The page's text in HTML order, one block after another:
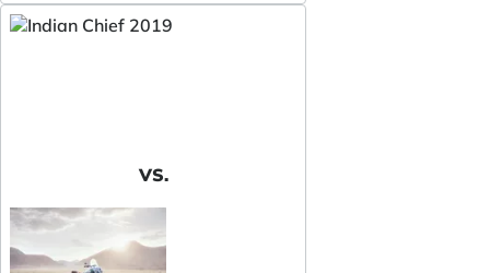
VS.